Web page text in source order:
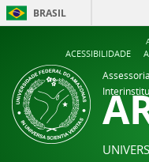
BRASIL
ACESSIBILIDADE